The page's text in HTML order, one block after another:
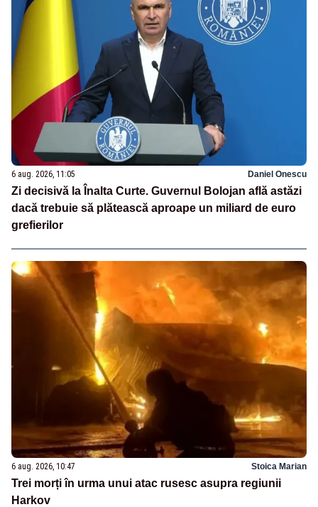
6 aug. 2026, 11:05 Daniel Onescu
Zi decisivă la Înalta Curte. Guvernul Bolojan află astăzi
dacă trebuie să plătească aproape un miliard de euro
grefierilor
6 aug. 2026, 10:47 Stoica Marian
Trei morți în urma unui atac rusesc asupra regiunii
Harkov